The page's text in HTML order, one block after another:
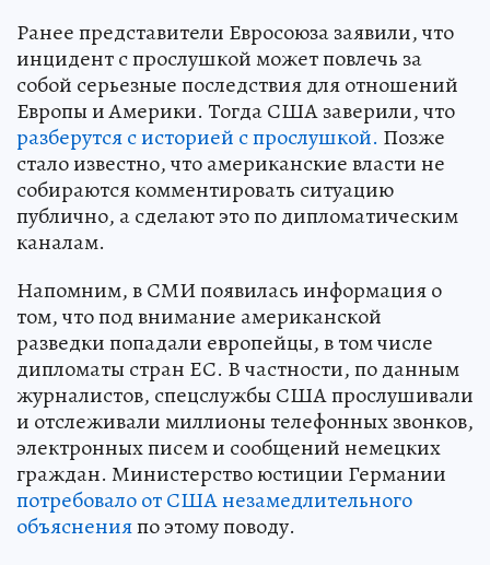
Ранее представители Евросоюза заявили, что
инцидент с прослушкой может повлечь за
собой серьезные последствия для отношений
Европы и Америки. Тогда США заверили, что
разберутся с историей с прослушкой. Позже
стало известно, что американские власти не
собираются комментировать ситуацию
публично, а сделают это по дипломатическим
каналам.
Напомним, в СМИ появилась информация о
том, что под внимание американской
разведки попадали европейцы, в том числе
дипломаты стран ЕС. В частности, по данным
журналистов, спецслужбы США прослушивали
и отслеживали миллионы телефонных звонков,
электронных писем и сообщений немецких
граждан. Министерство юстиции Германии
потребовало от США незамедлительного
объясненияпо этому поводу.